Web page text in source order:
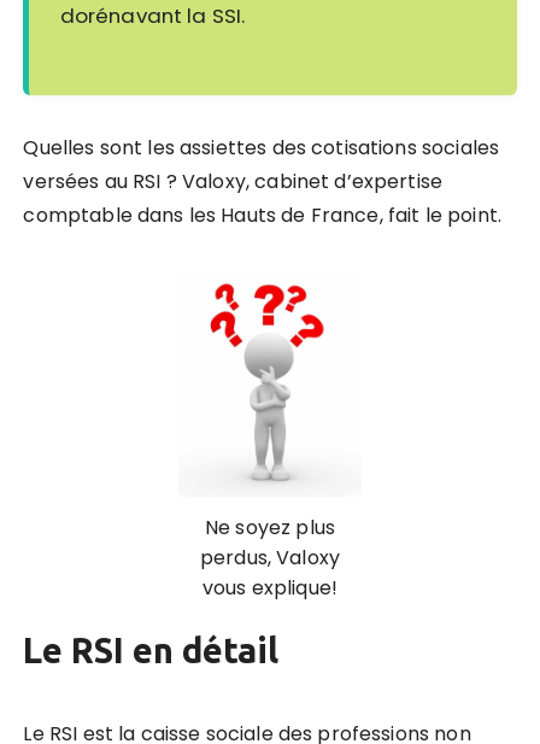
dorénavant la SSI.
Quelles sont les assiettes des cotisations sociales
versées au RSI ? Valoxy, cabinet d’expertise
comptable dans les Hauts de France, fait le point.
Ne soyez plus
perdus, Valoxy
vous explique!
Le RSI en détail
Le RSI est la caisse sociale des professions non